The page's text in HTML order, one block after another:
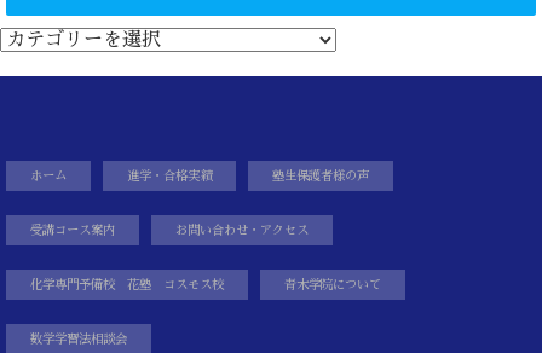
カ
テ
ゴ
ホーム 進学・合格実績 塾生保護者様の声
受講コース案内 お問い合わせ・アクセス
化学専門予備校 花塾 コスモス校 青木学院について
数学学習法相談会